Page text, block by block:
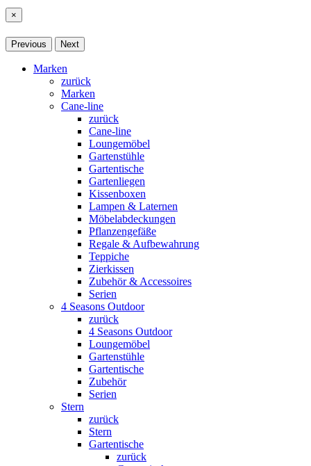
×
Previous Next
Marken
zurück
Marken
Cane-line
zurück
Cane-line
Loungemöbel
Gartenstühle
Gartentische
Gartenliegen
Kissenboxen
Lampen & Laternen
Möbelabdeckungen
Pflanzengefäße
Regale & Aufbewahrung
Teppiche
Zierkissen
Zubehör & Accessoires
Serien
4 Seasons Outdoor
zurück
4 Seasons Outdoor
Loungemöbel
Gartenstühle
Gartentische
Zubehör
Serien
Stern
zurück
Stern
Gartentische
zurück